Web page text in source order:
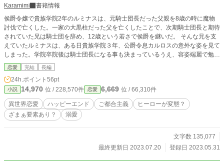
Karamimi
書籍情報
侯爵令嬢で貴族学院2年のルミナスは、元騎士団長だった父親を8歳の時に魔物
討伐で亡くした。一家の大黒柱だった父を亡くしたことで、次期騎士団長と期待
されていた兄は騎士団を辞め、12歳という若さで侯爵を継いだ。 そんな兄を支
えていたルミナスは、ある日貴族学院３年、公爵令息カルロスの意外な姿を見て
しまった。学院卒院後は騎士団長になる事も決まっているうえ、容姿端麗で勉
学、武術も優れているまさに完璧公爵令息の彼とはあまりにも違う姿に、笑いが
止まらない。 お兄様の夢だった騎士団長の座を奪ったと、一方的にカルロスを
嫌っていたルミナスだが、さすがにこの秘密は墓場まで持って行こう。そう決め
ていたのだが、翌日カルロスに捕まり、鼻息荒く迫って来る姿にドン引きのルミ
ナス。 挙句の果てに“ルミタン”だなんて呼ぶ始末。もうあの男に関わるのはやめ
よう、そう思っていたのに… 意地っ張りで素直になれない令嬢、ルミナスと、
ちょっと気持ち悪いがルミナスを誰よりも愛している次期騎士団長、カルロスが
恋愛 完結 長編
24h.ポイント 56pt
小説 14,970 位 / 228,570件 恋愛 6,669 位 / 66,310件
異世界恋愛 ハッピーエンド ご都合主義
ヒーローが変態？
ざまぁ要素あり？
溺愛
文字数 135,077
最終更新日 2023.07.20
登録日 2023.05.31